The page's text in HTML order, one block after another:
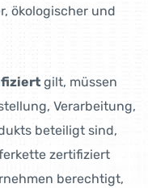
ökologischer und
gilt, müssen
Verarbeitung,
beteiligt sind,
zertifiziert
berechtigt,